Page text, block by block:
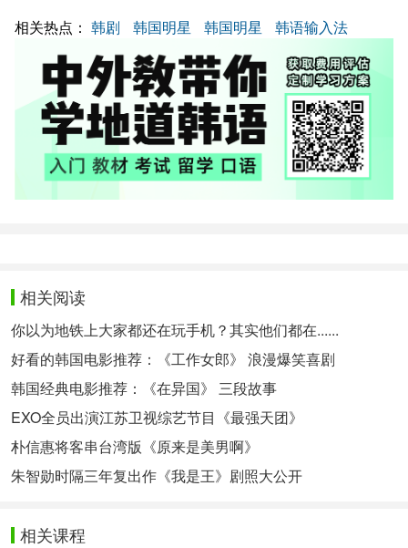
相关热点： 韩剧 韩国明星 韩国明星 韩语输入法
相关阅读
你以为地铁上大家都还在玩手机？其实他们都在......
好看的韩国电影推荐：《工作女郎》 浪漫爆笑喜剧
韩国经典电影推荐：《在异国》 三段故事
EXO全员出演江苏卫视综艺节目《最强天团》
朴信惠将客串台湾版《原来是美男啊》
朱智勋时隔三年复出作《我是王》剧照大公开
相关课程